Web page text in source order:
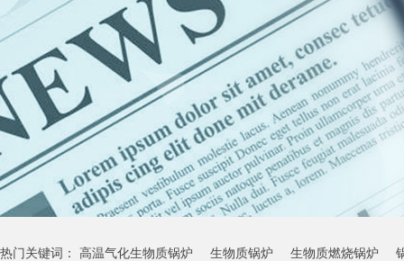
热门关键词： 高温气化生物质锅炉 生物质锅炉 生物质燃烧锅炉